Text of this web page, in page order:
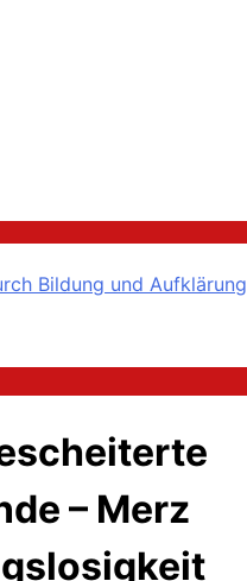
Bildung und Aufklärung
– Merz